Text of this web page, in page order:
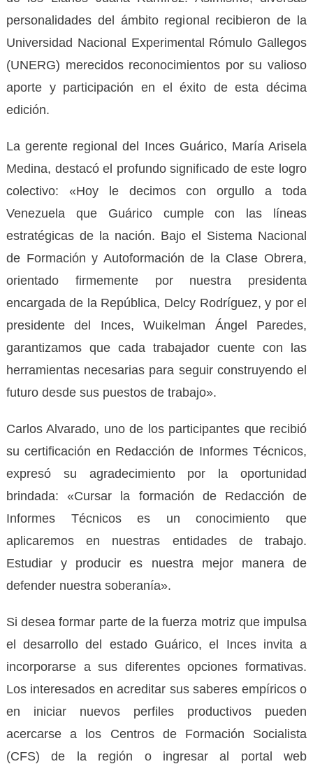
personalidades del ámbito regional recibieron de la
Universidad Nacional Experimental Rómulo Gallegos
(UNERG) merecidos reconocimientos por su valioso
aporte y participación en el éxito de esta décima
edición.
La gerente regional del Inces Guárico, María Arisela
Medina, destacó el profundo significado de este logro
colectivo: «Hoy le decimos con orgullo a toda
Venezuela que Guárico cumple con las líneas
estratégicas de la nación. Bajo el Sistema Nacional
de Formación y Autoformación de la Clase Obrera,
orientado firmemente por nuestra presidenta
encargada de la República, Delcy Rodríguez, y por el
presidente del Inces, Wuikelman Ángel Paredes,
garantizamos que cada trabajador cuente con las
herramientas necesarias para seguir construyendo el
futuro desde sus puestos de trabajo».
Carlos Alvarado, uno de los participantes que recibió
su certificación en Redacción de Informes Técnicos,
expresó su agradecimiento por la oportunidad
brindada: «Cursar la formación de Redacción de
Informes Técnicos es un conocimiento que
aplicaremos en nuestras entidades de trabajo.
Estudiar y producir es nuestra mejor manera de
defender nuestra soberanía».
Si desea formar parte de la fuerza motriz que impulsa
el desarrollo del estado Guárico, el Inces invita a
incorporarse a sus diferentes opciones formativas.
Los interesados en acreditar sus saberes empíricos o
en iniciar nuevos perfiles productivos pueden
acercarse a los Centros de Formación Socialista
(CFS) de la región o ingresar al portal web